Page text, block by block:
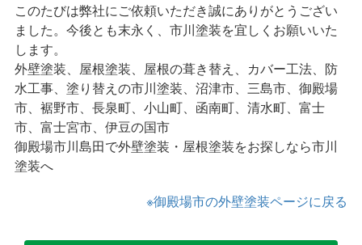
このたびは弊社にご依頼いただき誠にありがとうござい
ました。今後とも末永く、市川塗装を宜しくお願いいた
します。
外壁塗装、屋根塗装、屋根の葺き替え、カバー工法、防
水工事、塗り替えの市川塗装、沼津市、三島市、御殿場
市、裾野市、長泉町、小山町、函南町、清水町、富士
市、富士宮市、伊豆の国市
御殿場市川島田で外壁塗装・屋根塗装をお探しなら市川
塗装へ
※御殿場市の外壁塗装ページに戻る